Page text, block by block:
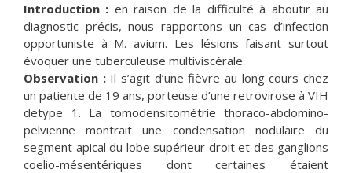
Introduction : en raison de la difficulté à aboutir au
diagnostic précis, nous rapportons un cas d’infection
opportuniste à M. avium. Les lésions faisant surtout
évoquer une tuberculeuse multiviscérale.
Observation :Il s’agit d’une fièvre au long cours chez
un patiente de 19 ans, porteuse d’une retrovirose à VIH
detype 1. La tomodensitométrie thoraco-abdomino-
pelvienne montrait une condensation nodulaire du
segment apical du lobe supérieur droit et des ganglions
coelio-mésentériques dont certaines étaient